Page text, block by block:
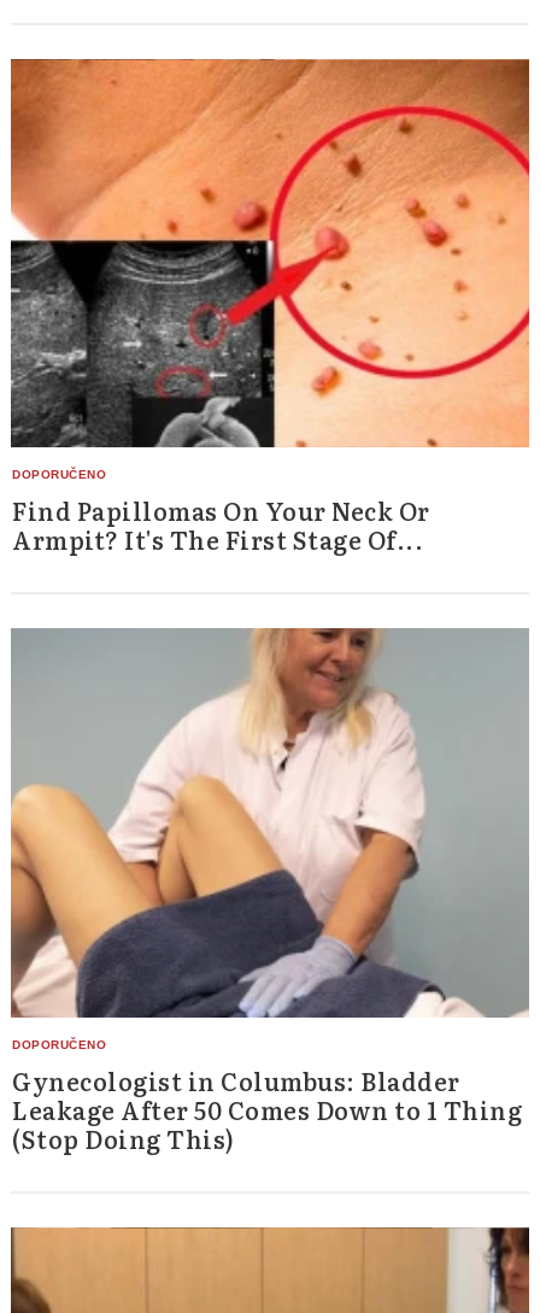
Find Papillomas On Your Neck Or
Armpit? It's The First Stage Of...
Gynecologist in Columbus: Bladder
Leakage After 50 Comes Down to 1 Thing
(Stop Doing This)